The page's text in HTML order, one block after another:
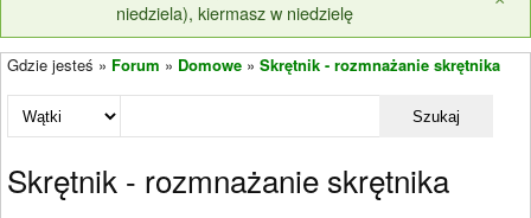
niedziela), kiermasz w niedzielę
Gdzie jesteś » Forum » Domowe » Skrętnik - rozmnażanie skrętnika
Szukaj
Skrętnik - rozmnażanie skrętnika